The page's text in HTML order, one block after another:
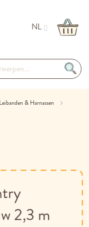
NL
& Harnassen
2,3 m